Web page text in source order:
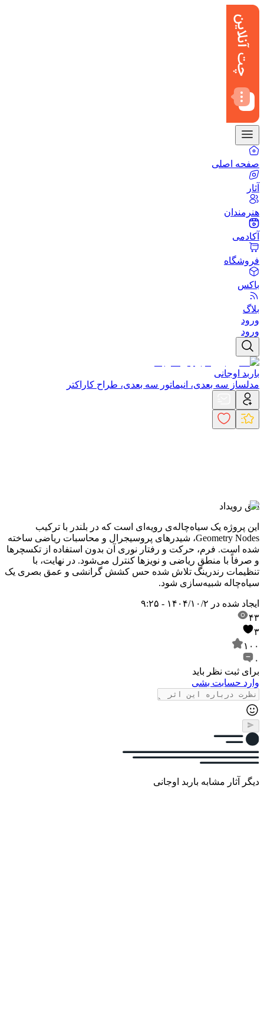
صفحه اصلی
آثار
هنرمندان
آکادمی
فروشگاه
باکس
بلاگ
ورود
ورود
باربد اوجانی
مدلساز سه بعدی، انیماتور سه بعدی، طراح کاراکتر
افق رویداد
این پروژه یک سیاه‌چاله‌ی رویه‌ای است که در بلندر با ترکیب
Geometry Nodes، شیدرهای پروسیجرال و محاسبات ریاضی ساخته
شده است. فرم، حرکت و رفتار نوری آن بدون استفاده از تکسچرها
و صرفاً با منطق ریاضی و نویزها کنترل می‌شود. در نهایت، با
تنظیمات رندرینگ تلاش شده حس کشش گرانشی و عمق بصری یک
سیاه‌چاله شبیه‌سازی شود.
ایجاد شده در ۱۴۰۴/۱۰/۲ - ۹:۲۵
۴۳
۳
۱۰۰
۰
برای ثبت نظر باید
وارد حسابت بشی
دیگر آثار مشابه باربد اوجانی